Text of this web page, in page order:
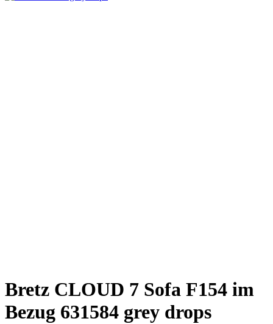
Bretz CLOUD 7 Sofa F154 im
Bezug 631584 grey drops